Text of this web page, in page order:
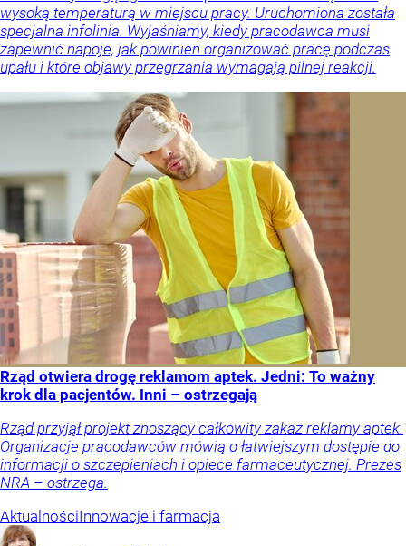
wysoką temperaturą w miejscu pracy. Uruchomiona została
specjalna infolinia. Wyjaśniamy, kiedy pracodawca musi
zapewnić napoje, jak powinien organizować pracę podczas
upału i które objawy przegrzania wymagają pilnej reakcji.
Rząd otwiera drogę reklamom aptek. Jedni: To ważny
krok dla pacjentów. Inni – ostrzegają
Rząd przyjął projekt znoszący całkowity zakaz reklamy aptek.
Organizacje pracodawców mówią o łatwiejszym dostępie do
informacji o szczepieniach i opiece farmaceutycznej. Prezes
NRA – ostrzega.
AktualnościInnowacje i farmacja